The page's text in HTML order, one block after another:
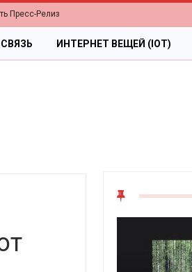
Пресс-Релиз
СВЯЗЬ ИНТЕРНЕТ ВЕЩЕЙ (IOT)